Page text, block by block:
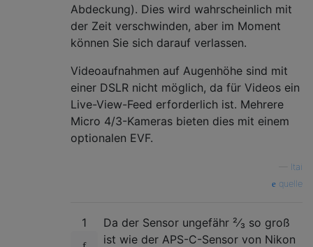
Abdeckung). Dies wird wahrscheinlich mit
der Zeit verschwinden, aber im Moment
können Sie sich darauf verlassen.
Videoaufnahmen auf Augenhöhe sind mit
einer DSLR nicht möglich, da für Videos ein
Live-View-Feed erforderlich ist. Mehrere
Micro 4/3-Kameras bieten dies mit einem
optionalen EVF.
Itai
quelle
1
Da der Sensor ungefähr ²⁄₃ so groß
ist wie der APS-C-Sensor von Nikon